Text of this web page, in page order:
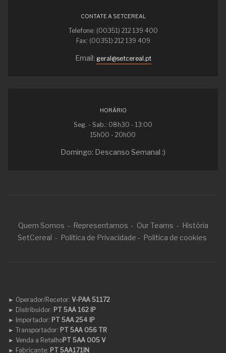
CONTATE A SETCEREAL
Telefone: (00351) 212 139 400
Fax: (00351) 212 139 409
Email: geral@setcereal.pt
HORÁRIO
Seg. - Sab.: 08h30 - 13:00
15h00 - 20h00
Domingo: Descanso Semanal :)
Quem Somos - Representamos - Our Teams - História
SetCereal - Política de Privacidade - Politica de cookies
► Operador/Recetor: V-PAA 51172
► Distribuidor: PT 5AA 162 IP
►
Importador: PT 5AA 254 IP
► Transportador: PT 5AA 056 TR
► Venda a RetalhoPT 5AA 005 V
► Fabricante: PT 5AA171IN